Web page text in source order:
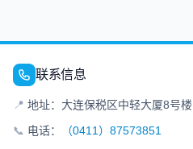
联系信息
📍 地址：大连保税区中轻大厦8号楼
📞 电话：
（0411）87573851